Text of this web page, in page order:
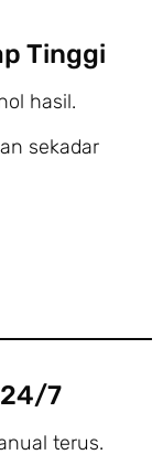
Tinggi
hasil.
sekadar
7
terus.